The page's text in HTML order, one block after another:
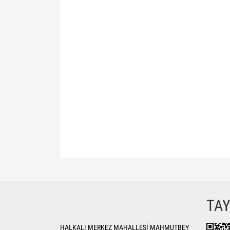
Ürün resmi kalitesiz, bozuk veya görüntülenemiyor.
Ürün bilgilerinde hatalar bulunuyor.
HALKALI MERKEZ MAHALLESİ MAHMUTBEY